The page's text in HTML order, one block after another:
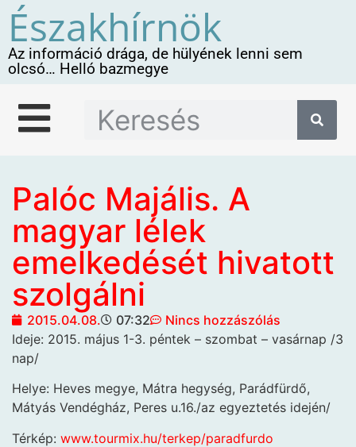
Északhírnök
Az információ drága, de hülyének lenni sem
olcsó… Helló bazmegye
Palóc Majális. A
magyar lélek
emelkedését hivatott
szolgálni
2015.04.08. 07:32
Nincs hozzászólás
Ideje: 2015. május 1-3. péntek – szombat – vasárnap /3
nap/
Helye: Heves megye, Mátra hegység, Parádfürdő,
Mátyás Vendégház, Peres u.16./az egyeztetés idején/
Térkép: www.tourmix.hu/terkep/paradfurdo